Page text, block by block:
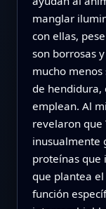
manglar
con ellas,
son borrosas
mucho
de hendidura,
emplean. Al
revelaron que
inusualmente
proteínas que
que plantea
función